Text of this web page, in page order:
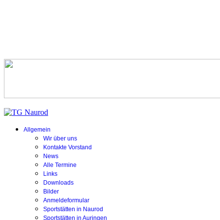
Allgemein
Wir über uns
Kontakte Vorstand
News
Alle Termine
Links
Downloads
Bilder
Anmeldeformular
Sportstätten in Naurod
Sportstätten in Auringen